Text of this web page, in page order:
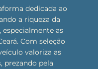
dedicada ao
a riqueza da
as
Com seleção
valoriza as
prezando pela